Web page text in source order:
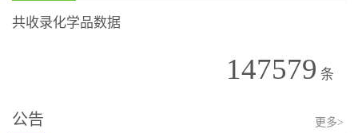
共收录化学品数据
147579 条
公告 更多>